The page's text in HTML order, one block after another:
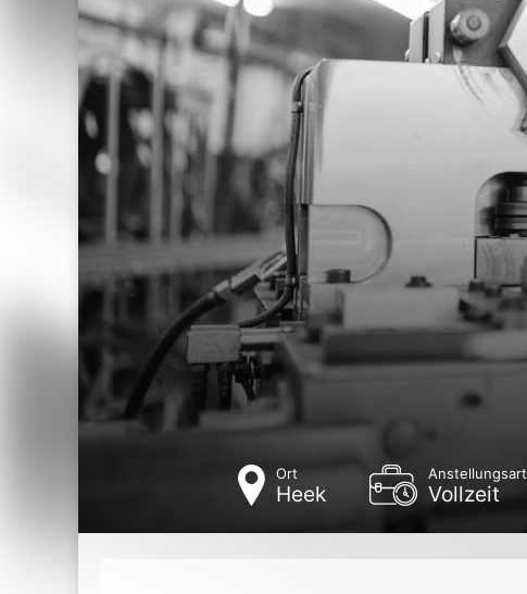
Ort
Heek
Anstellungsart
Vollzeit